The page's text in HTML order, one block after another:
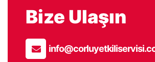
Bize Ulaşın